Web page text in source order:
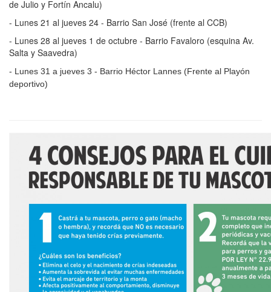
de Julio y Fortín Ancalu)
- Lunes 21 al jueves 24 - Barrio San José (frente al CCB)
- Lunes 28 al jueves 1 de octubre - Barrio Favaloro (esquina Av.
Salta y Saavedra)
- Lunes 31 a jueves 3 - Barrio Héctor Lannes (Frente al Playón
deportivo)